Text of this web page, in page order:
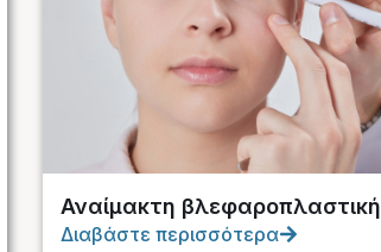
Αναίμακτη βλεφαροπλαστική
Διαβάστε περισσότερα